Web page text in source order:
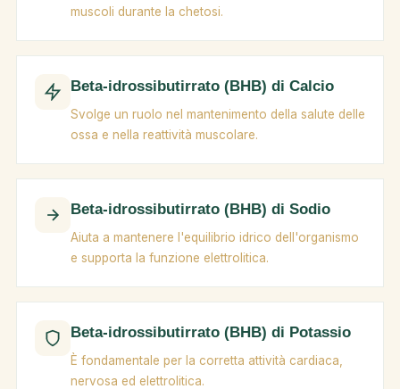
muscoli durante la chetosi.
Beta-idrossibutirrato (BHB) di Calcio
Svolge un ruolo nel mantenimento della salute delle
ossa e nella reattività muscolare.
Beta-idrossibutirrato (BHB) di Sodio
Aiuta a mantenere l'equilibrio idrico dell'organismo
e supporta la funzione elettrolitica.
Beta-idrossibutirrato (BHB) di Potassio
È fondamentale per la corretta attività cardiaca,
nervosa ed elettrolitica.